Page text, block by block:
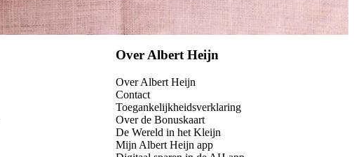
Over Albert Heijn
Over Albert Heijn
Contact
Toegankelijkheidsverklaring
Over de Bonuskaart
De Wereld in het Kleijn
Mijn Albert Heijn app